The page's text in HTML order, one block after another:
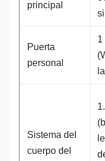
principal
Puerta
personal
1
Sistema del
cuerpo del